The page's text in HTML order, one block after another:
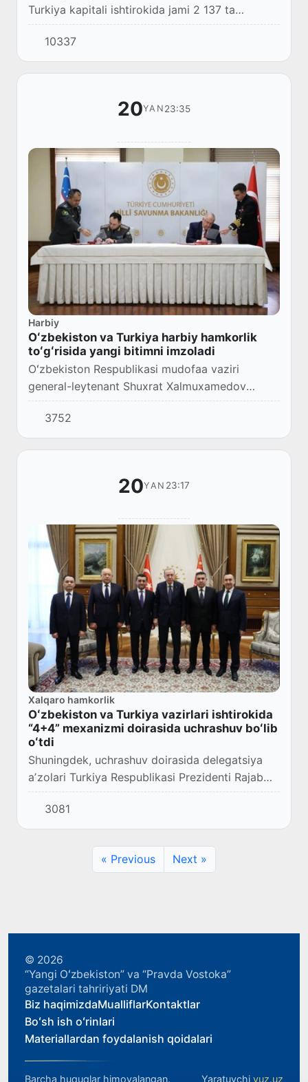
Turkiya kapitali ishtirokida jami 2 137 ta
korxonalar faoliyat yuritmoqda.
10337
20YAN 23:35
Harbiy
Oʻzbekiston va Turkiya harbiy hamkorlik
toʻgʻrisida yangi bitimni imzoladi
Oʻzbekiston Respublikasi mudofaa vaziri
general-leytenant Shuxrat Xalmuxamedov
hamkasbi, Turkiya milliy mudofaa vaziri Yashar
Guler bilan 2026-yilga moʻljallangan harbiy
hamkorlik...
3752
20YAN 23:17
Xalqaro hamkorlik
Oʻzbekiston va Turkiya vazirlari ishtirokida
“4+4” mexanizmi doirasida uchrashuv boʻlib
oʻtdi
Shuningdek, uchrashuv doirasida delegatsiya
aʼzolari Turkiya Respublikasi Prezidenti Rajab
Tayyib Erdogʻan bilan ham uchrashuv oʻtkazdi.
3081
« Previous Next »
© 2026
“Yangi Oʻzbekiston” va “Pravda Vostoka”
gazetalari tahririyati DM
Biz haqimizdaMualliflarKontaktlar
Boʻsh ish oʻrinlari
Materiallardan foydalanish qoidalari
Barcha huquqlar himoyalangan. Yaratuvchi yuz.uz